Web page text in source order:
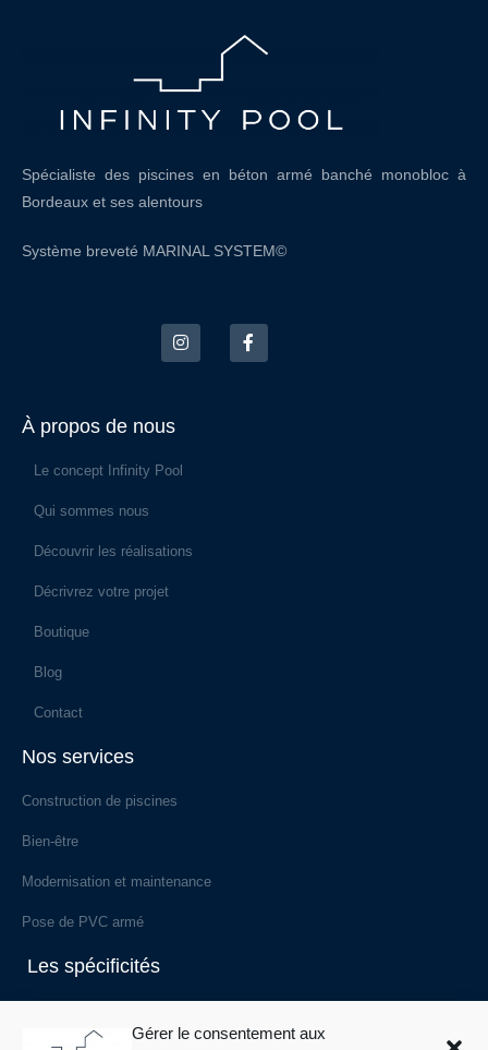
Gérer le consentement aux
Spécialiste des piscines en béton armé banché monobloc à
Bordeaux et ses alentours
Système breveté MARINAL SYSTEM©
À propos de nous
Le concept Infinity Pool
Qui sommes nous
Découvrir les réalisations
Décrivrez votre projet
Boutique
Blog
Contact
Nos services
Construction de piscines
Bien-être
Modernisation et maintenance
Pose de PVC armé
Les spécificités